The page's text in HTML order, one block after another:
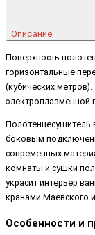
Описание
Поверхность
горизонтальные
(кубических
электроплазменной
Полотенцесушитель
боковым
современных
комнаты и сушки
украсит интерьер
кранами Маевского
Особенности и